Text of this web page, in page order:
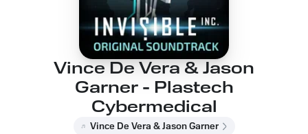
Vince De Vera & Jason
Garner - Plastech
Cybermedical
Vince De Vera & Jason Garner